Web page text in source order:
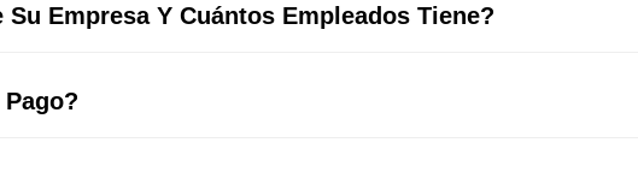
Su Empresa Y Cuántos Empleados Tiene?